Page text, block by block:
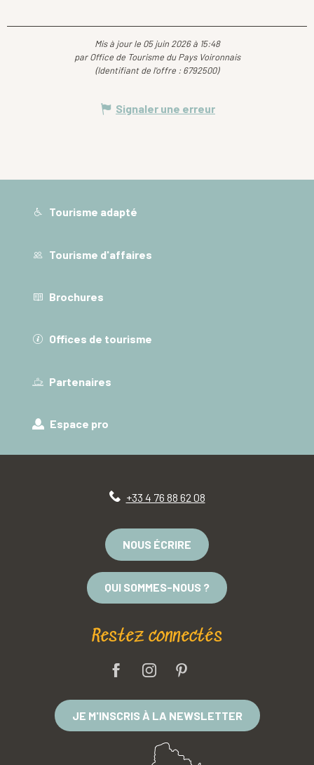
Mis à jour le 05 juin 2026 à 15:48
par Office de Tourisme du Pays Voironnais
(Identifiant de l'offre : 6792500)
Signaler une erreur
Tourisme adapté
Tourisme d'affaires
Brochures
Offices de tourisme
Partenaires
Espace pro
+33 4 76 88 62 08
NOUS ÉCRIRE
QUI SOMMES-NOUS ?
Restez connectés
JE M'INSCRIS À LA NEWSLETTER